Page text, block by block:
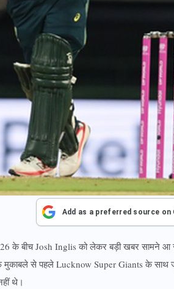
Add as a preferred source on
के बीच Josh Inglis को लेकर बड़ी खबर सामने आ
से पहले Lucknow Super Giants के साथ
थे।